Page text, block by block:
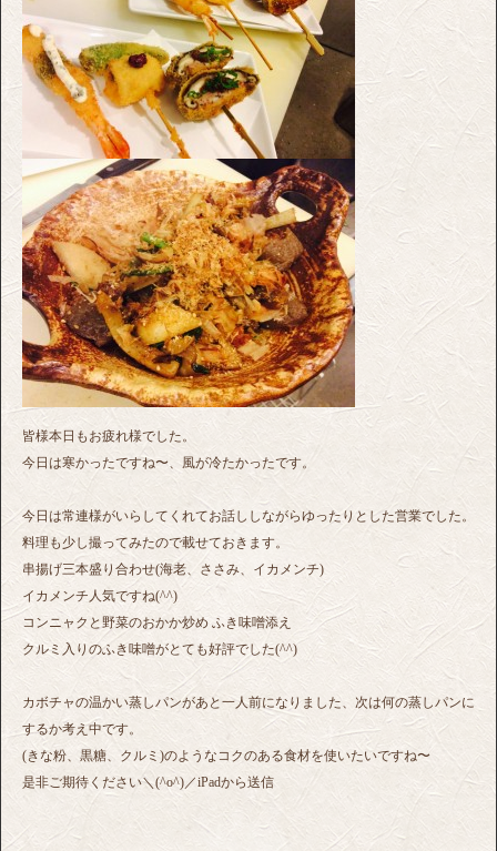
皆様本日もお疲れ様でした。
今日は寒かったですね〜、風が冷たかったです。
今日は常連様がいらしてくれてお話ししながらゆったりとした営業でした。
料理も少し撮ってみたので載せておきます。
串揚げ三本盛り合わせ(海老、ささみ、イカメンチ)
イカメンチ人気ですね(^^)
コンニャクと野菜のおかか炒め ふき味噌添え
クルミ入りのふき味噌がとても好評でした(^^)
カボチャの温かい蒸しパンがあと一人前になりました、次は何の蒸しパンに
するか考え中です。
(きな粉、黒糖、クルミ)のようなコクのある食材を使いたいですね〜
是非ご期待ください＼(^o^)／iPadから送信